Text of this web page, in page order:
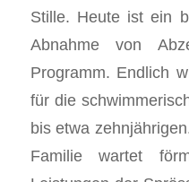
Stille. Heute ist ein
Abnahme von
Programm. Endlich
für die
bis etwa
Familie wartet